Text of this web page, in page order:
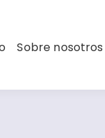
Sobre nosotros